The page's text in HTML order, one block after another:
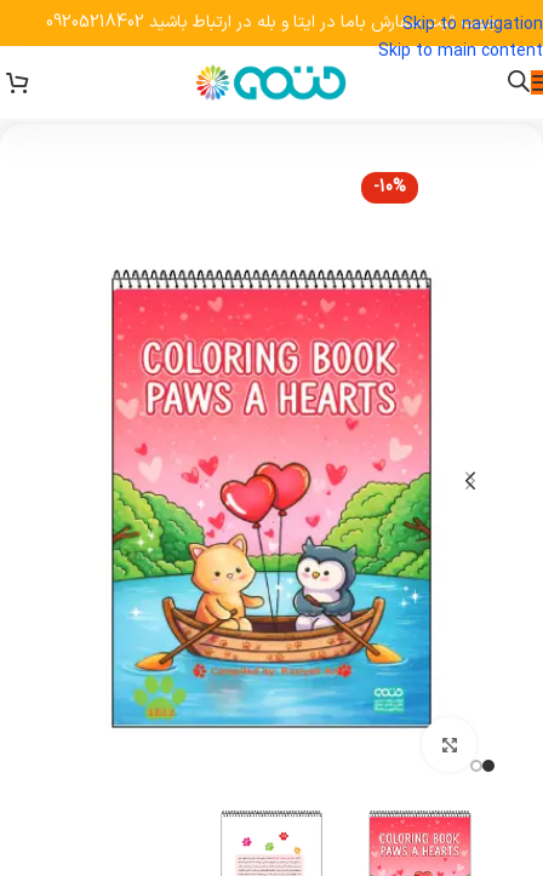
Skip to navigation
Skip to main content
جهت ثبت سفارش باما در ایتا و بله در ارتباط باشید 09205218402
-10%